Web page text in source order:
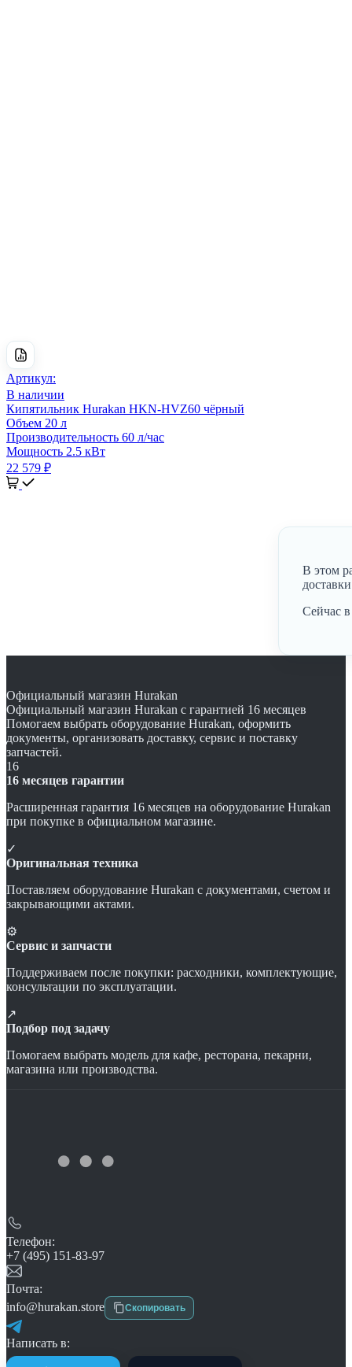
Артикул:
В наличии
Кипятильник Hurakan HKN-HVZ60 чёрный
Объем 20 л
Производительность 60 л/час
Мощность 2.5 кВт
22 579 ₽
В этом
Сейчас
Официальный магазин Hurakan
Официальный магазин Hurakan с гарантией 16 месяцев
Помогаем выбрать оборудование Hurakan, оформить
документы, организовать доставку, сервис и поставку
запчастей.
16
16 месяцев гарантии
Расширенная гарантия 16 месяцев на оборудование Hurakan
при покупке в официальном магазине.
✓
Оригинальная техника
Поставляем оборудование Hurakan с документами, счетом и
закрывающими актами.
⚙
Сервис и запчасти
Поддерживаем после покупки: расходники, комплектующие,
консультации по эксплуатации.
↗
Подбор под задачу
Помогаем выбрать модель для кафе, ресторана, пекарни,
магазина или производства.
Телефон:
+7 (495) 151-83-97
Почта:
info@hurakan.store
Скопировать
Написать в: